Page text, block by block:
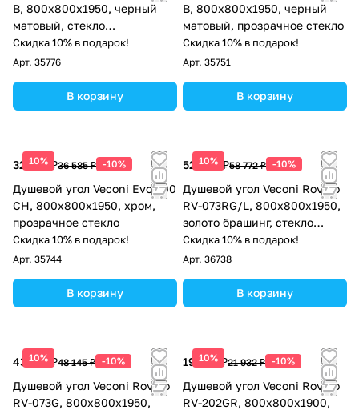
B, 800х800x1950, черный
матовый, стекло
тонированное матовое
Скидка 10% в подарок!
Арт. 35776
В корзину
B, 800х800x1950, черный
матовый, прозрачное стекло
Скидка 10% в подарок!
Арт. 35751
В корзину
10%
32 927 ₽36 585 ₽ -10%
Душевой угол Veconi Evo 200
CH, 800х800x1950, хром,
прозрачное стекло
Скидка 10% в подарок!
Арт. 35744
В корзину
10%
52 895 ₽58 772 ₽ -10%
Душевой угол Veconi Rovigo
RV-073RG/L, 800х800х1950,
золото брашинг, стекло
дождь
Скидка 10% в подарок!
Арт. 36738
В корзину
10%
43 331 ₽48 145 ₽ -10%
Душевой угол Veconi Rovigo
RV-073G, 800х800х1950,
10%
19 739 ₽21 932 ₽ -10%
Душевой угол Veconi Rovigo
RV-202GR, 800x800x1900,